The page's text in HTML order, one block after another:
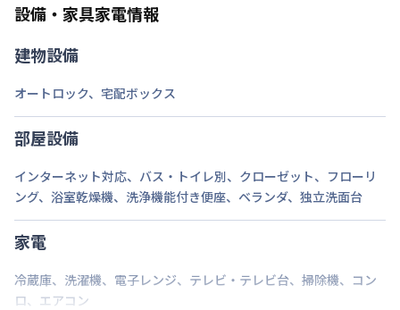
設備・家具家電情報
建物設備
オートロック、 宅配ボックス
部屋設備
インターネット対応、 バス・トイレ別、 クローゼット、 フローリ
ング、 浴室乾燥機、 洗浄機能付き便座、 ベランダ、 独立洗面台
家電
冷蔵庫、 洗濯機、 電子レンジ、 テレビ・テレビ台、 掃除機、 コン
ロ、 エアコン